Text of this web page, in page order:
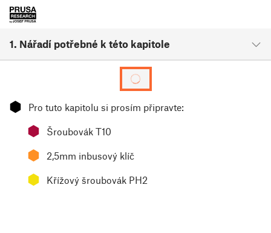
1. Nářadí potřebné k této kapitole
⬢ Pro tuto kapitolu si prosím připravte:
⬢ Šroubovák T10
⬢ 2,5mm inbusový klíč
⬢ Křížový šroubovák PH2